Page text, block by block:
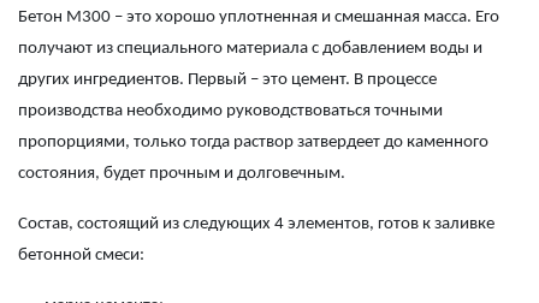
Бетон М300 – это хорошо уплотненная и смешанная масса. Его
получают из специального материала с добавлением воды и
других ингредиентов. Первый – это цемент. В процессе
производства необходимо руководствоваться точными
пропорциями, только тогда раствор затвердеет до каменного
состояния, будет прочным и долговечным.
Состав, состоящий из следующих 4 элементов, готов к заливке
бетонной смеси: